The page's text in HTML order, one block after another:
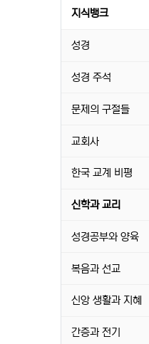
지식뱅크
성경
성경 주석
문제의 구절들
교회사
한국 교계 비평
신학과 교리
성경공부와 양육
복음과 선교
신앙 생활과 지혜
간증과 전기